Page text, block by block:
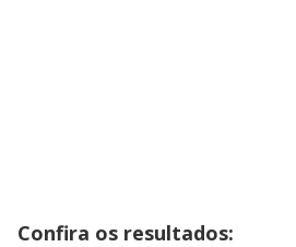
Confira os resultados: